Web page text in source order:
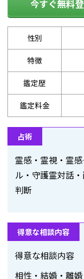
今すぐ無料
性別
特徴
鑑定歴
鑑定料金
占術
霊感・霊視・霊
ル・守護霊対話
判断
得意な相談内容
得意な相談内容
相性・結婚・離